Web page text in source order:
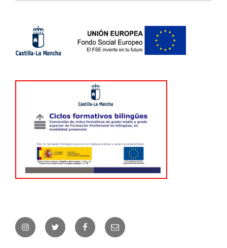
InstagramTwitter FacebookCorreo
electrónico